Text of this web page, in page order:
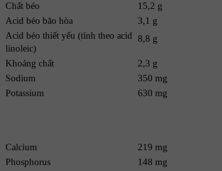
Chất béo
15,2 g
Acid béo bão hòa
3,1 g
Acid béo thiết yếu (tính theo acid
8,8 g
linoleic)
Khoáng chất
2,3 g
Sodium
350 mg
Potassium
630 mg
Calcium
219 mg
Phosphorus
148 mg